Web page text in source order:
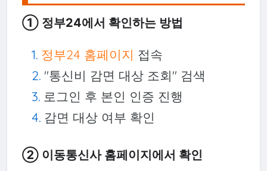
① 정부24에서 확인하는 방법
정부24 홈페이지 접속
"통신비 감면 대상 조회" 검색
로그인 후 본인 인증 진행
감면 대상 여부 확인
② 이동통신사 홈페이지에서 확인